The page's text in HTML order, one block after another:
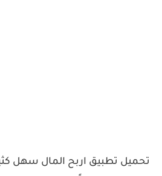
تحميل تطبيق اربح المال سهل